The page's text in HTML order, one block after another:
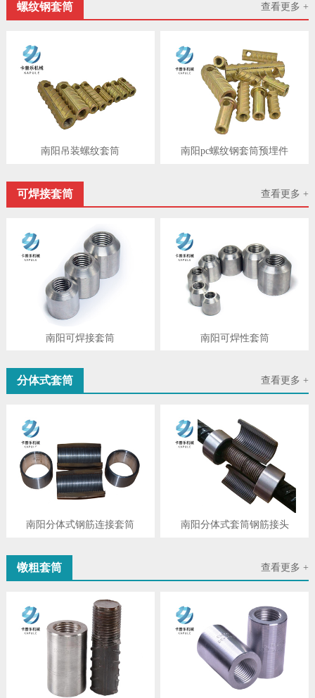
查看更多 +
螺纹钢套筒
南阳吊装螺纹套筒 南阳pc螺纹钢套筒预埋件
查看更多 +
可焊接套筒
南阳可焊接套筒 南阳可焊性套筒
查看更多 +
分体式套筒
南阳分体式钢筋连接套筒 南阳分体式套筒钢筋接头
查看更多 +
镦粗套筒